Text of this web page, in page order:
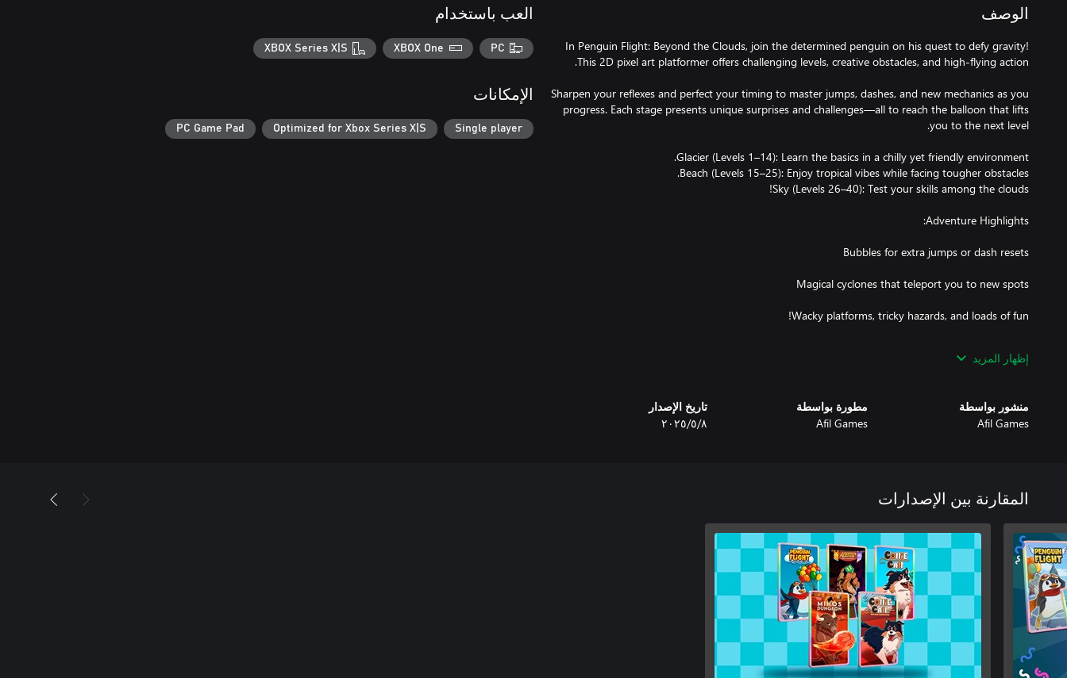
الوصف
In Penguin Flight: Beyond the Clouds, join the determined penguin on his quest to defy gravity!
Sharpen your reflexes and perfect your timing to master jumps, dashes, and new mechanics as you
progress. Each stage presents unique surprises and challenges—all to reach the balloon that lifts
إظهار المزيد
منشور بواسطة
Afil Games
مطورة بواسطة
Afil Games
تاريخ الإصدار
٨‏/٥‏/٢٠٢٥
العب باستخدام
PC
XBOX One
XBOX Series X|S
الإمكانات
Single player
Optimized for Xbox Series X|S
PC Game Pad
المقارنة بين الإصدارات